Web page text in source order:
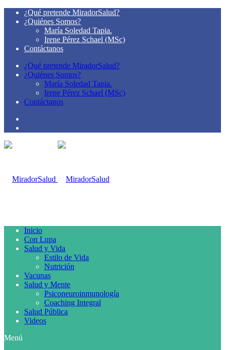
¿Qué pretende MiradorSalud?
¿Quiénes Somos?
María Soledad Tapia.
Irene Pérez Schael (MSc)
Contáctanos
¿Qué pretende MiradorSalud?
¿Quiénes Somos?
María Soledad Tapia.
Irene Pérez Schael (MSc)
Contáctanos
Inicio
Con Lupa
Salud y Vida
Estilo de Vida
Nutrición
Vacunas
Salud y Mente
Psiconeuroinmunología
Coaching Integral
Salud Pública
Videos
Menú